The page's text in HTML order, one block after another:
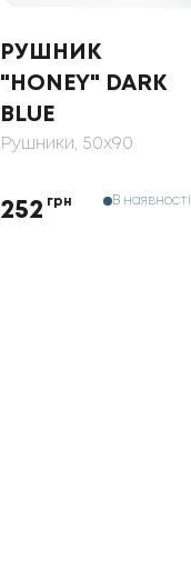
РУШНИК
"HONEY" DARK
BLUE
Рушники, 50x90
252 грн В наявності